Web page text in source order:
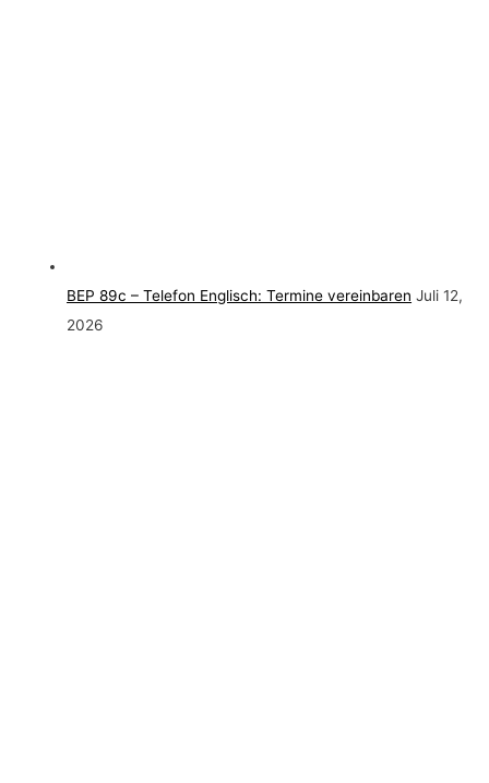
BEP 89c – Telefon Englisch: Termine vereinbaren Juli 12,
2026